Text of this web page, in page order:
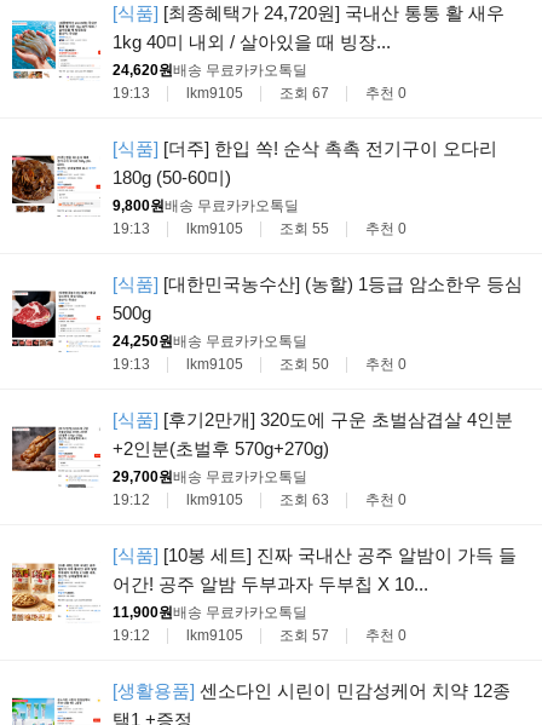
[식품] [최종혜택가 24,720원] 국내산 통통 활 새우
1kg 40미 내외 / 살아있을 때 빙장...
24,620원배송 무료카카오톡딜
19:13
lkm9105 조회 67 추천 0
[식품] [더주] 한입 쏙! 순삭 촉촉 전기구이 오다리
180g (50-60미)
9,800원배송 무료카카오톡딜
19:13
lkm9105 조회 55 추천 0
[식품] [대한민국농수산] (농할) 1등급 암소한우 등심
500g
24,250원배송 무료카카오톡딜
19:13
lkm9105 조회 50 추천 0
[식품] [후기2만개] 320도에 구운 초벌삼겹살 4인분
+2인분(초벌후 570g+270g)
29,700원배송 무료카카오톡딜
19:12
lkm9105 조회 63 추천 0
[식품] [10봉 세트] 진짜 국내산 공주 알밤이 가득 들
어간! 공주 알밤 두부과자 두부칩 X 10...
11,900원배송 무료카카오톡딜
19:12
lkm9105 조회 57 추천 0
[생활용품] 센소다인 시린이 민감성케어 치약 12종
택1 +증정